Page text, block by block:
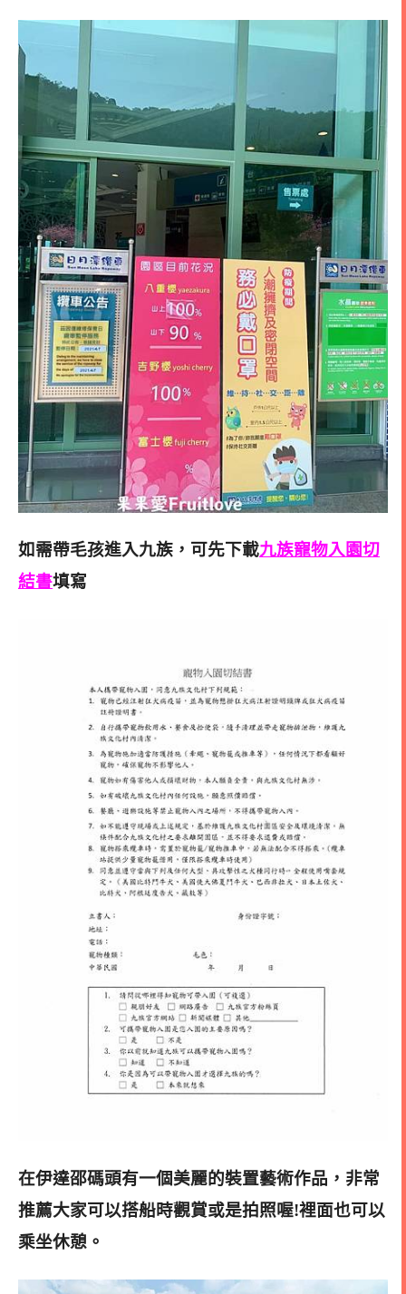
如需帶毛孩進入九族，可先下載九族寵物入園切
結書填寫
在伊達邵碼頭有一個美麗的裝置藝術作品，非常
推薦大家可以搭船時觀賞或是拍照喔!裡面也可以
乘坐休憩。